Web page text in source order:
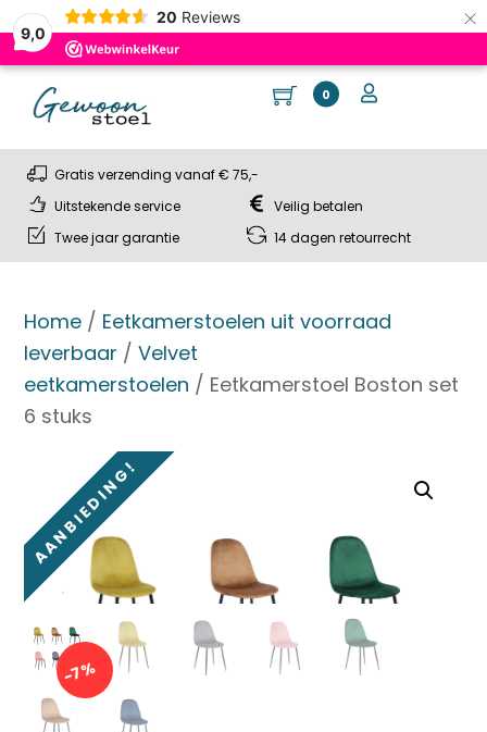
9,0
20 Reviews ×
Skip
content
Cart
0 User
Gratis verzending vanaf € 75,-
Uitstekende service
Veilig betalen
Twee jaar garantie
14 dagen retourrecht
Home / Eetkamerstoelen uit voorraad
leverbaar /Velvet
eetkamerstoelen / Eetkamerstoel Boston set
6 stuks
AANBIEDING!
-7%